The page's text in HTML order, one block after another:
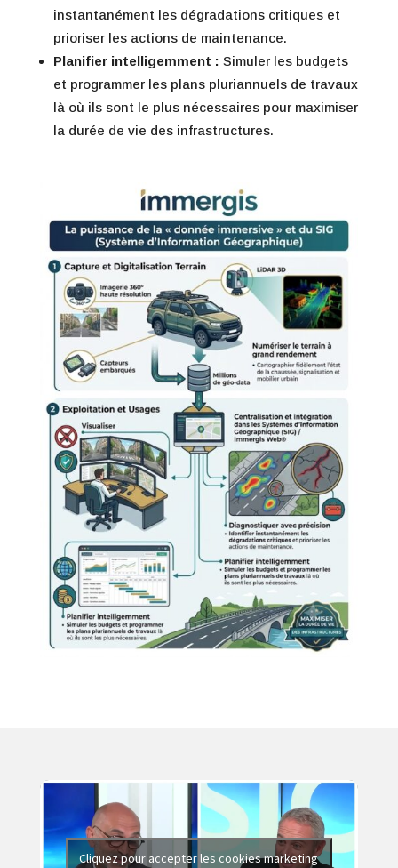
instantanément les dégradations critiques et
prioriser les actions de maintenance.
Planifier intelligemment : Simuler les budgets
et programmer les plans pluriannuels de travaux
là où ils sont le plus nécessaires pour maximiser
la durée de vie des infrastructures.
Cliquez pour accepter les cookies marketing